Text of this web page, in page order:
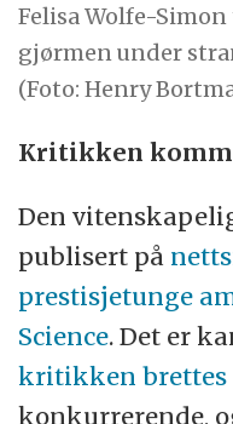
Felisa Wolfe-
gjørmen under
(Foto: Henry
Kritikken
Den
publisert på
prestisjetunge
Science. Det er
kritikken brettes
konkurrerende,